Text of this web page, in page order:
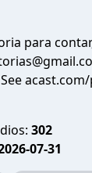
para
302
07-31